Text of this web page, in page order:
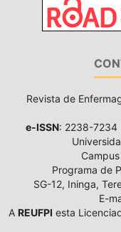
Revista de
e-ISSN: 2238-7234 |
Programa de
SG-12, Ininga,
E-
A REUFPI esta